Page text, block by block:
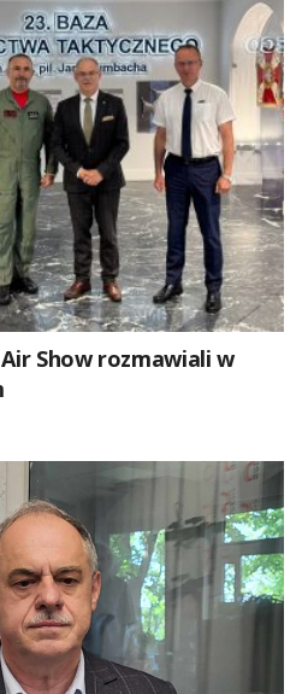
Show rozmawiali w